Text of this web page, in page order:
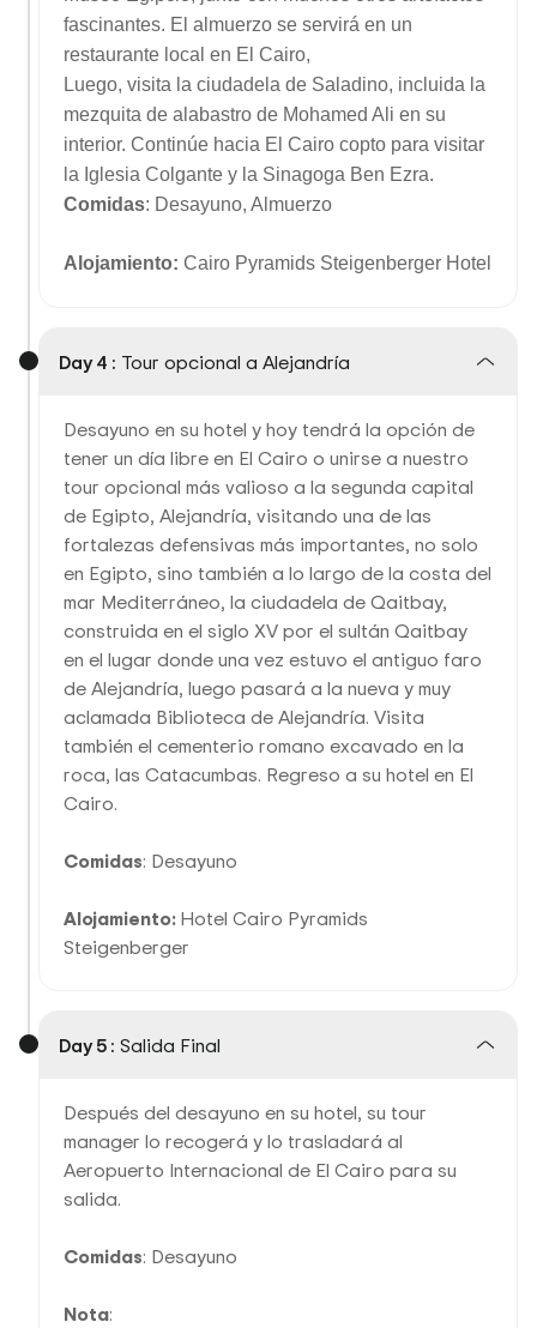
fascinantes. El almuerzo se servirá en un
restaurante local en El Cairo,
Luego, visita la ciudadela de Saladino, incluida la
mezquita de alabastro de Mohamed Ali en su
interior. Continúe hacia El Cairo copto para visitar
la Iglesia Colgante y la Sinagoga Ben Ezra.
Comidas: Desayuno, Almuerzo
Alojamiento: Cairo Pyramids Steigenberger Hotel
Day 4 : Tour opcional a Alejandría
Desayuno en su hotel y hoy tendrá la opción de
tener un día libre en El Cairo o unirse a nuestro
tour opcional más valioso a la segunda capital
de Egipto, Alejandría, visitando una de las
fortalezas defensivas más importantes, no solo
en Egipto, sino también a lo largo de la costa del
mar Mediterráneo, la ciudadela de Qaitbay,
construida en el siglo XV por el sultán Qaitbay
en el lugar donde una vez estuvo el antiguo faro
de Alejandría, luego pasará a la nueva y muy
aclamada Biblioteca de Alejandría. Visita
también el cementerio romano excavado en la
roca, las Catacumbas. Regreso a su hotel en El
Cairo.
Comidas: Desayuno
Alojamiento:Hotel Cairo Pyramids
Steigenberger
Day 5 : Salida Final
Después del desayuno en su hotel, su tour
manager lo recogerá y lo trasladará al
Aeropuerto Internacional de El Cairo para su
salida.
Comidas: Desayuno
Nota: